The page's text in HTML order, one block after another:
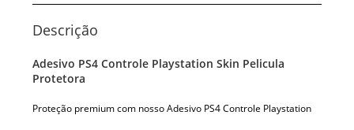
Descrição
Adesivo PS4 Controle Playstation Skin Pelicula
Protetora
Proteção premium com nosso Adesivo PS4 Controle Playstation